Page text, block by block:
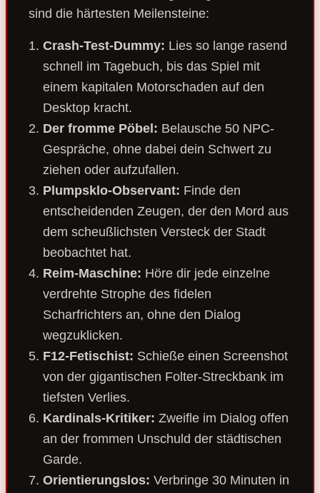
sind die härtesten Meilensteine:
Crash-Test-Dummy: Lies so lange rasend
schnell im Tagebuch, bis das Spiel mit
einem kapitalen Motorschaden auf den
Desktop kracht.
Der fromme Pöbel: Belausche 50 NPC-
Gespräche, ohne dabei dein Schwert zu
ziehen oder aufzufallen.
Plumpsklo-Observant: Finde den
entscheidenden Zeugen, der den Mord aus
dem scheußlichsten Versteck der Stadt
beobachtet hat.
Reim-Maschine: Höre dir jede einzelne
verdrehte Strophe des fidelen
Scharfrichters an, ohne den Dialog
wegzuklicken.
F12-Fetischist: Schieße einen Screenshot
von der gigantischen Folter-Streckbank im
tiefsten Verlies.
Kardinals-Kritiker: Zweifle im Dialog offen
an der frommen Unschuld der städtischen
Garde.
Orientierungslos: Verbringe 30 Minuten in